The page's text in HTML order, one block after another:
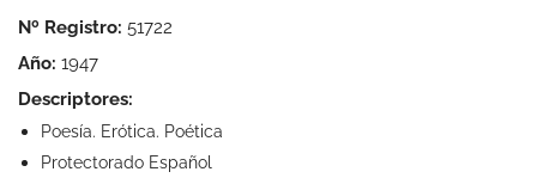
Nº Registro: 51722
Año: 1947
Descriptores:
Poesía. Erótica. Poética
Protectorado Español